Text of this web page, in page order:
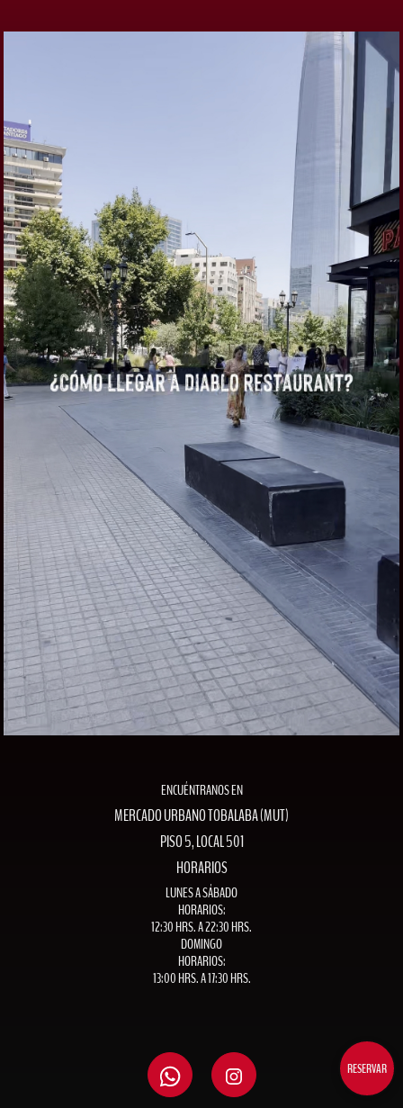
RESERVAR
ENCUÉNTRANOS EN
MERCADO URBANO TOBALABA (MUT)
PISO 5, LOCAL 501
HORARIOS
LUNES A SÁBADO
HORARIOS:
12:30 HRS. A 22:30 HRS.
DOMINGO
HORARIOS:
13:00 HRS. A 17:30 HRS.